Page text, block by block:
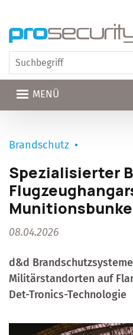
MENÜ
Brandschutz
Spezialisierter
08.04.2026
d&d
Militärstandorten auf
Det-Tronics-Technologie